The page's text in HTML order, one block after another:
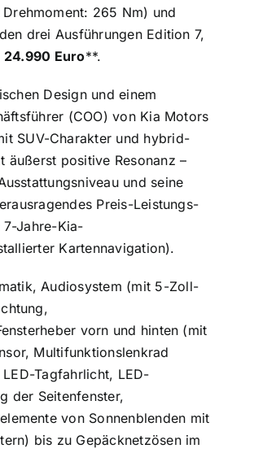
265 Nm) und
drei Ausführungen Edition 7,
24.990 Euro**.
Design und einem
(COO) von Kia Motors
SUV-Charakter und hybrid-
äußerst positive Resonanz –
und seine
Preis-Leistungs-
7-Jahre-Kia-
Kartennavigation).
Audiosystem (mit 5-Zoll-
vorn und hinten (mit
Multifunktionslenkrad
Tagfahrlicht, LED-
der Seitenfenster,
von Sonnenblenden mit
bis zu Gepäcknetzösen im